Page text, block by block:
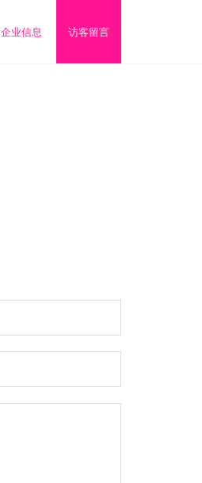
企业信息 访客留言